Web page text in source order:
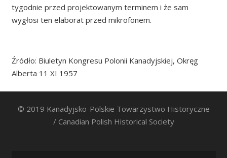
tygodnie przed projektowanym terminem i że sam
wygłosi ten elaborat przed mikrofonem.
Źródło: Biuletyn Kongresu Polonii Kanadyjskiej, Okręg
Alberta 11 XI 1957
© 2019 Kanadyjsko-Polskie Towarzystwo Historyczne
/ Canadian Polish Historical Society